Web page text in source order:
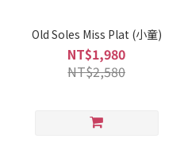
Old Soles Miss Plat (小童)
NT$1,980
NT$2,580